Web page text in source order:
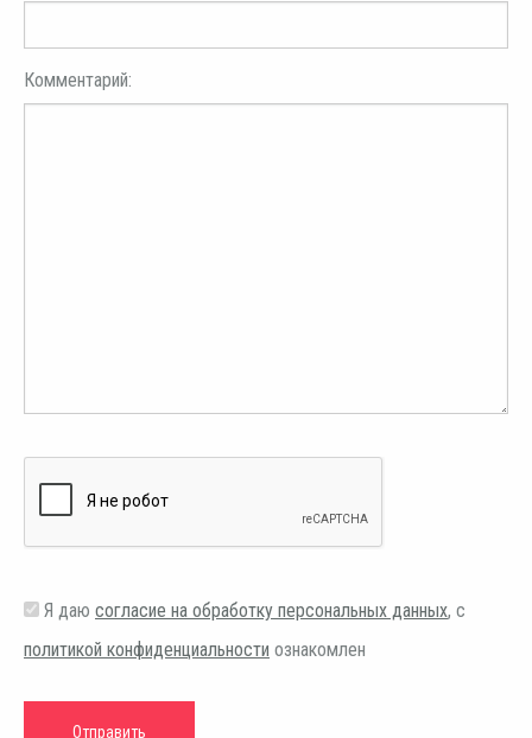
Комментарий:
Я даю согласие на обработку персональных данных, с
политикой конфиденциальности ознакомлен